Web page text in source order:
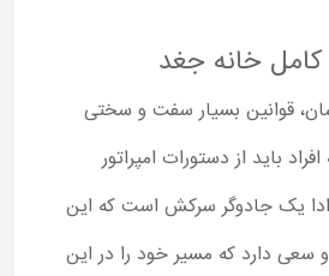
خانه جغد
قوانین بسیار سفت و سختی
باید از دستورات امپراتور
یک جادوگر سرکش است که این
سعی دارد که مسیر خود را در این